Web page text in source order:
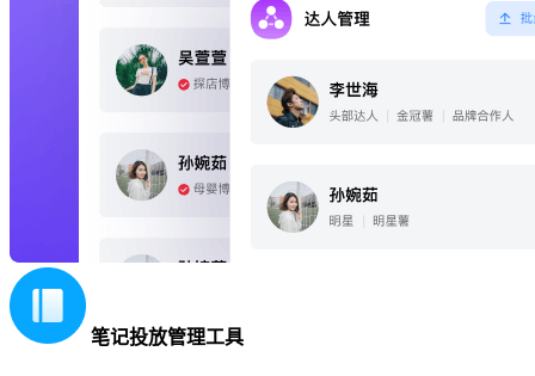
笔记投放管理工具